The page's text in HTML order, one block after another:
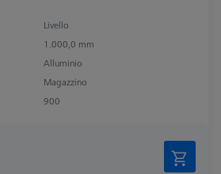
Livello
1.000,0 mm
Alluminio
Magazzino
900